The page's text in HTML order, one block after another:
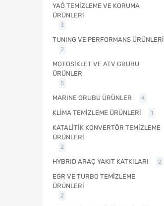
YAĞ TEMİZLEME VE KORUMA
ÜRÜNLERİ
3
TUNING VE PERFORMANS ÜRÜNLERİ
2
MOTOSİKLET VE ATV GRUBU
ÜRÜNLER
5
MARINE GRUBU ÜRÜNLER 4
KLİMA TEMİZLEME ÜRÜNLERİ 1
KATALİTİK KONVERTÖR TEMİZLEME
ÜRÜNLERİ
2
HYBRID ARAÇ YAKIT KATKILARI 2
EGR VE TURBO TEMİZLEME
ÜRÜNLERİ
2